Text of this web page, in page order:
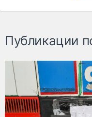
Публикации